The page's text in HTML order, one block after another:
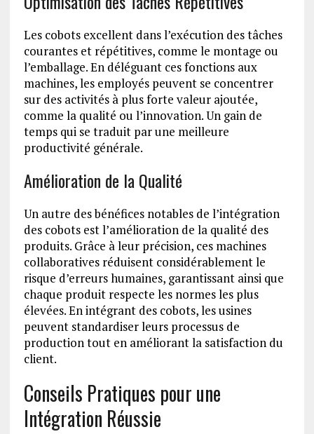
Les cobots excellent dans l’exécution des tâches
courantes et répétitives, comme le montage ou
l’emballage. En déléguant ces fonctions aux
machines, les employés peuvent se concentrer
sur des activités à plus forte valeur ajoutée,
comme la qualité ou l’innovation. Un gain de
temps qui se traduit par une meilleure
productivité générale.
Amélioration de la Qualité
Un autre des bénéfices notables de l’intégration
des cobots est l’amélioration de la qualité des
produits. Grâce à leur précision, ces machines
collaboratives réduisent considérablement le
risque d’erreurs humaines, garantissant ainsi que
chaque produit respecte les normes les plus
élevées. En intégrant des cobots, les usines
peuvent standardiser leurs processus de
production tout en améliorant la satisfaction du
client.
Conseils Pratiques pour une
Intégration Réussie